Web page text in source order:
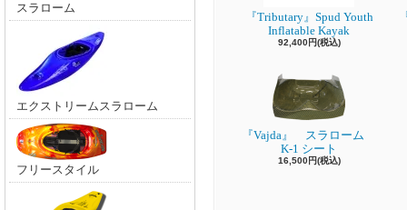
スラローム
エクストリームスラローム
フリースタイル
『Tributary』Spud Youth
Inflatable Kayak
92,400円(税込)
『Vajda』 スラローム
K-1 シート
16,500円(税込)